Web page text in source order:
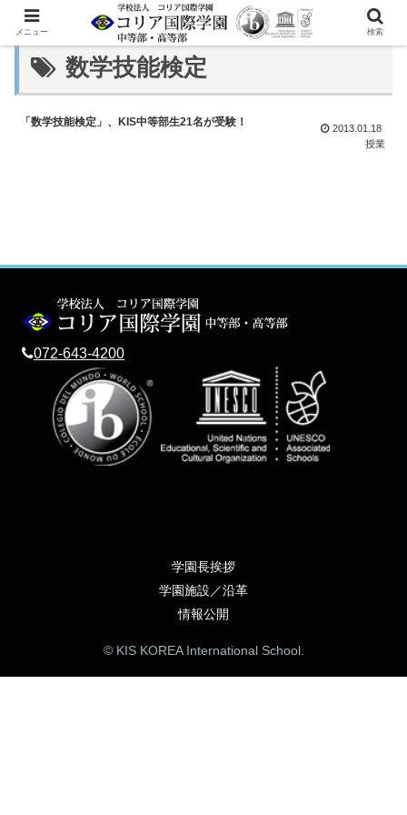
数学技能検定
「数学技能検定」、KIS中等部生21名が受験！
2013.01.18
授業
072-643-4200
学園長挨拶
学園施設／沿革
情報公開
© KIS KOREA International School.
メニュー 検索